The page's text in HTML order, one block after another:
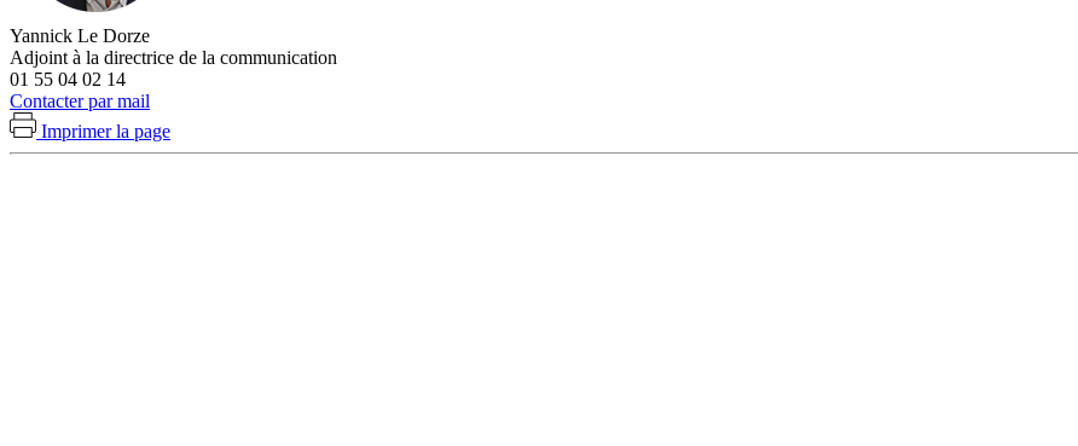
Yannick Le Dorze
Adjoint à la directrice de la communication
01 55 04 02 14
Contacter par mail
Imprimer la page